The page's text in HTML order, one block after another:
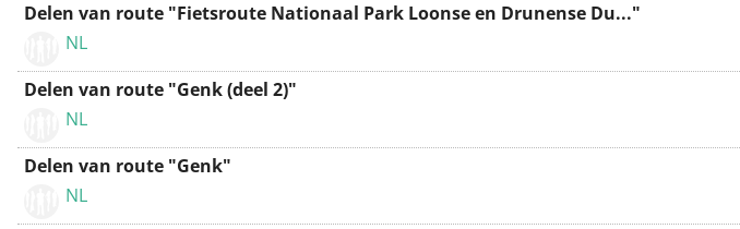
Delen van route "Fietsroute Nationaal Park Loonse en Drunense Du..."
NL
Delen van route "Genk (deel 2)"
NL
Delen van route "Genk"
NL